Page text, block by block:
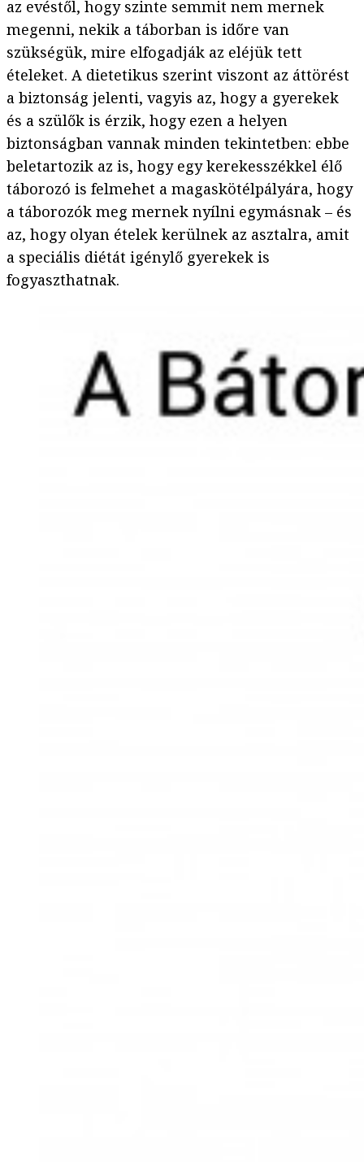
az evéstől, hogy szinte semmit nem mernek
megenni, nekik a táborban is időre van
szükségük, mire elfogadják az eléjük tett
ételeket. A dietetikus szerint viszont az áttörést
a biztonság jelenti, vagyis az, hogy a gyerekek
és a szülők is érzik, hogy ezen a helyen
biztonságban vannak minden tekintetben: ebbe
beletartozik az is, hogy egy kerekesszékkel élő
táborozó is felmehet a magaskötélpályára, hogy
a táborozók meg mernek nyílni egymásnak – és
az, hogy olyan ételek kerülnek az asztalra, amit
a speciális diétát igénylő gyerekek is
fogyaszthatnak.